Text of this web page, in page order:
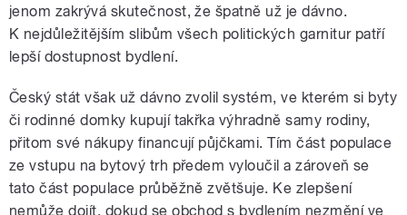
jenom zakrývá skutečnost, že špatně už je dávno.
K nejdůležitějším slibům všech politických garnitur patří
lepší dostupnost bydlení.
Český stát však už dávno zvolil systém, ve kterém si byty
či rodinné domky kupují takřka výhradně samy rodiny,
přitom své nákupy financují půjčkami. Tím část populace
ze vstupu na bytový trh předem vyloučil a zároveň se
tato část populace průběžně zvětšuje. Ke zlepšení
nemůže dojít, dokud se obchod s bydlením nezmění ve